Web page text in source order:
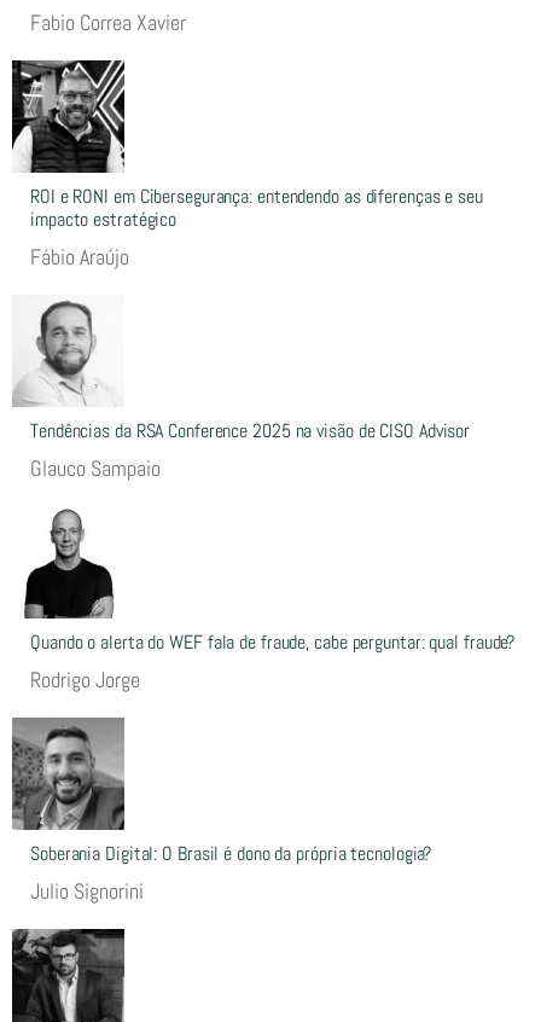
Fabio Correa Xavier
ROI e RONI em Cibersegurança: entendendo as diferenças e seu
impacto estratégico
Fábio Araújo
Tendências da RSA Conference 2025 na visão de CISO Advisor
Glauco Sampaio
Quando o alerta do WEF fala de fraude, cabe perguntar: qual fraude?
Rodrigo Jorge
Soberania Digital: O Brasil é dono da própria tecnologia?
Julio Signorini